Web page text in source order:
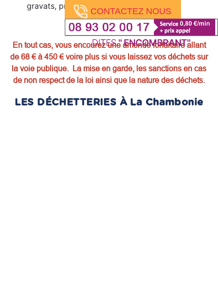
CONTACTEZ NOUS
gravats, pneus, produits dangereux.
En tout cas, vous encourez une amende forfaitaire allant
de 68 € à 450 € voire plus si vous laissez vos déchets sur
la voie publique. La mise en garde, les sanctions en cas
de non respect de la loi ainsi que la nature des déchets.
LES DÉCHETTERIES À La Chambonie